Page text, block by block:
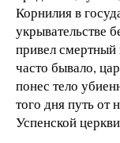
Корнилия в
укрывательстве
привел смертный
часто бывало,
понес тело
того дня путь от
Успенской